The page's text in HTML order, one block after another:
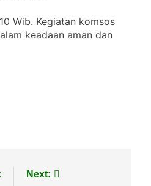
Wib. Kegiatan komsos
keadaan aman dan
Next: